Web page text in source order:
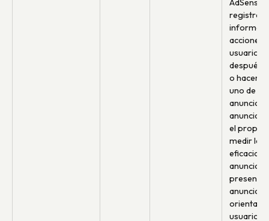
registrar
informar
acciones
usuario
después
o hacer
uno de los
anuncios
el
medir la
eficacia
anuncio y
presentar
anuncios
usuario.